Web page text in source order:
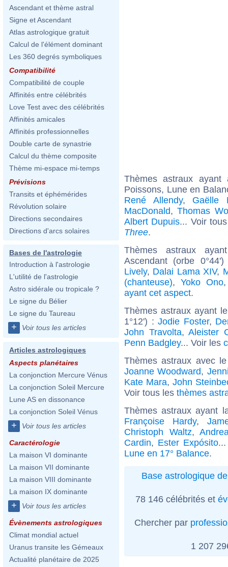
Ascendant et thème astral
Signe et Ascendant
Atlas astrologique gratuit
Calcul de l'élément dominant
Les 360 degrés symboliques
Compatibilité
Compatibilité de couple
Affinités entre célébrités
Love Test avec des célébrités
Affinités amicales
Affinités professionnelles
Double carte de synastrie
Calcul du thème composite
Thème mi-espace mi-temps
Prévisions
Transits et éphémérides
Révolution solaire
Directions secondaires
Directions d'arcs solaires
Bases de l'astrologie
Introduction à l'astrologie
L'utilité de l'astrologie
Astro sidérale ou tropicale ?
Le signe du Bélier
Le signe du Taureau
+ Voir tous les articles
Articles astrologiques
Aspects planétaires
La conjonction Mercure Vénus
La conjonction Soleil Mercure
Lune AS en dissonance
La conjonction Soleil Vénus
+ Voir tous les articles
Caractérologie
La maison VI dominante
La maison VII dominante
La maison VIII dominante
La maison IX dominante
+ Voir tous les articles
Évènements astrologiques
Climat mondial actuel
Uranus transite les Gémeaux
Actualité planétaire de 2025
Thèmes astraux
Poissons, Lune en
René Allendy, Gaëlle
MacDonald,Thomas
Albert Dupuis... Voir
Three.
Thèmes astraux
Ascendant (orbe
Lively, Dalai Lama XIV,
(chanteuse),Yoko Ono
ayant cet aspect.
Thèmes astraux ayant
1°12') :Jodie Foster,
John Travolta,Aleister
Penn Badgley... Voir les
Thèmes astraux avec
Joanne Woodward,
Kate Mara, John
Voir tous les thèmes
Thèmes astraux ayant
Françoise Hardy,
Christoph Waltz,
Cardin, Ester Expósito
Lune en 17° Balance.
Base astrologique
78 146 célébrités et
Chercher par
1 207